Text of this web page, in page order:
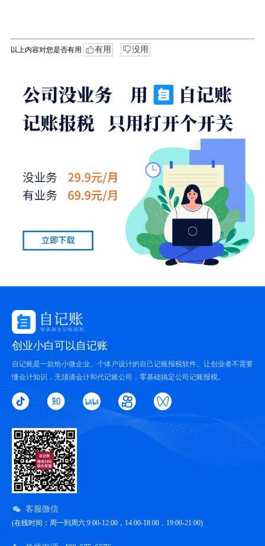
以上内容对您是否有用 有用 没用
创业小白可以自记账
自记账是一款给小微企业、个体户设计的自己记账报税软件。让创业者不需要
懂会计知识，无须请会计和代记账公司，零基础搞定公司记账报税。
客服微信
(在线时间：周一到周六 9:00-12:00，14:00-18:00，19:00-21:00)